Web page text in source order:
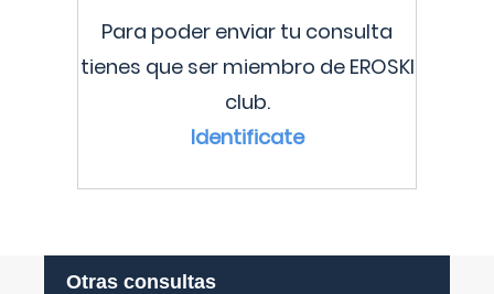
Para poder enviar tu consulta
tienes que ser miembro de EROSKI
club.
Identificate
Otras consultas